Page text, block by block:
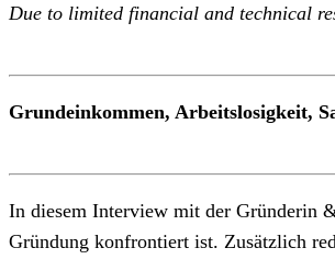
Due to limited financial and technical
Grundeinkommen, Arbeitslosigkeit,
In diesem Interview mit der Gründerin
Gründung konfrontiert ist. Zusätzlich